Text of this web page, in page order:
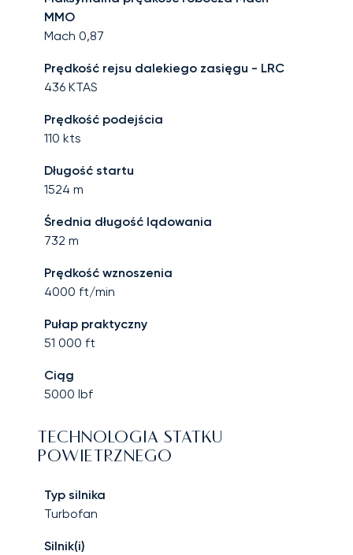
MMO
Mach 0,87
Prędkość rejsu dalekiego zasięgu - LRC
436 KTAS
Prędkość podejścia
110 kts
Długość startu
1524 m
Średnia długość lądowania
732 m
Prędkość wznoszenia
4000 ft/min
Pułap praktyczny
51 000 ft
Ciąg
5000 lbf
TECHNOLOGIA STATKU
POWIETRZNEGO
Typ silnika
Turbofan
Silnik(i)